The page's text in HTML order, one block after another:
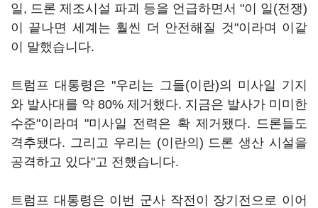
일, 드론 제조시설 파괴 등을 언급하면서 "이 일(전쟁)
이 끝나면 세계는 훨씬 더 안전해질 것"이라며 이같
이 말했습니다.
트럼프 대통령은 "우리는 그들(이란)의 미사일 기지
와 발사대를 약 80% 제거했다. 지금은 발사가 미미한
수준"이라며 "미사일 전력은 확 제거됐다. 드론들도
격추됐다. 그리고 우리는 (이란의) 드론 생산 시설을
공격하고 있다"고 전했습니다.
트럼프 대통령은 이번 군사 작전이 장기전으로 이어